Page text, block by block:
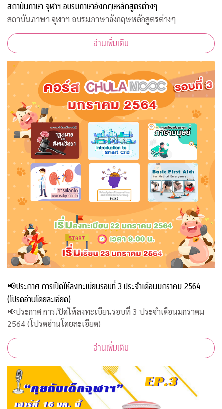
สถาบันภาษา จุฬาฯ อบรมภาษาอังกฤษหลักสูตรต่างๆ
สถาบันภาษา จุฬาฯ อบรมภาษาอังกฤษหลักสูตรต่างๆ
อ่านเพิ่มเติม
📢ประกาศ การเปิดให้ลงทะเบียนรอบที่ 3 ประจำเดือนมกราคม 2564
(โปรดอ่านโดยละเอียด)
📢ประกาศ การเปิดให้ลงทะเบียนรอบที่ 3 ประจำเดือนมกราคม
2564 (โปรดอ่านโดยละเอียด)
อ่านเพิ่มเติม